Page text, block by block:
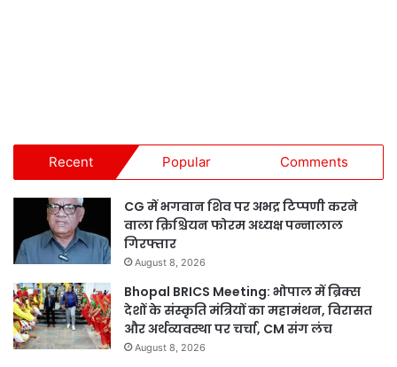
Recent Popular Comments
CG में भगवान शिव पर अभद्र टिप्पणी करने
वाला क्रिश्चियन फोरम अध्यक्ष पन्नालाल
गिरफ्तार
August 8, 2026
Bhopal BRICS Meeting: भोपाल में ब्रिक्स
देशों के संस्कृति मंत्रियों का महामंथन, विरासत
और अर्थव्यवस्था पर चर्चा, CM संग लंच
August 8, 2026